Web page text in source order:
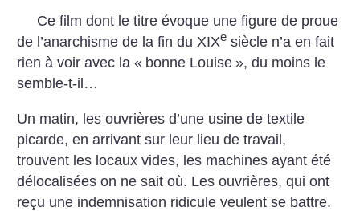
Ce film dont le titre évoque une figure de proue
de l’anarchisme de la fin du XIXe siècle n’a en fait
rien à voir avec la « bonne Louise », du moins le
semble-t-il…
Un matin, les ouvrières d’une usine de textile
picarde, en arrivant sur leur lieu de travail,
trouvent les locaux vides, les machines ayant été
délocalisées on ne sait où. Les ouvrières, qui ont
reçu une indemnisation ridicule veulent se battre.